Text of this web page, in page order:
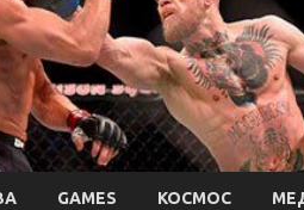
GAMES КОСМОС